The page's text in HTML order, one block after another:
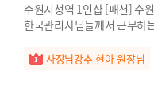
수원시청역 1인샵 [패션] 수원최고의 테라피 맛집⭐️수원에서 인기있는
한국관리사님들께서 근무하
사장님강추 현아 원장님